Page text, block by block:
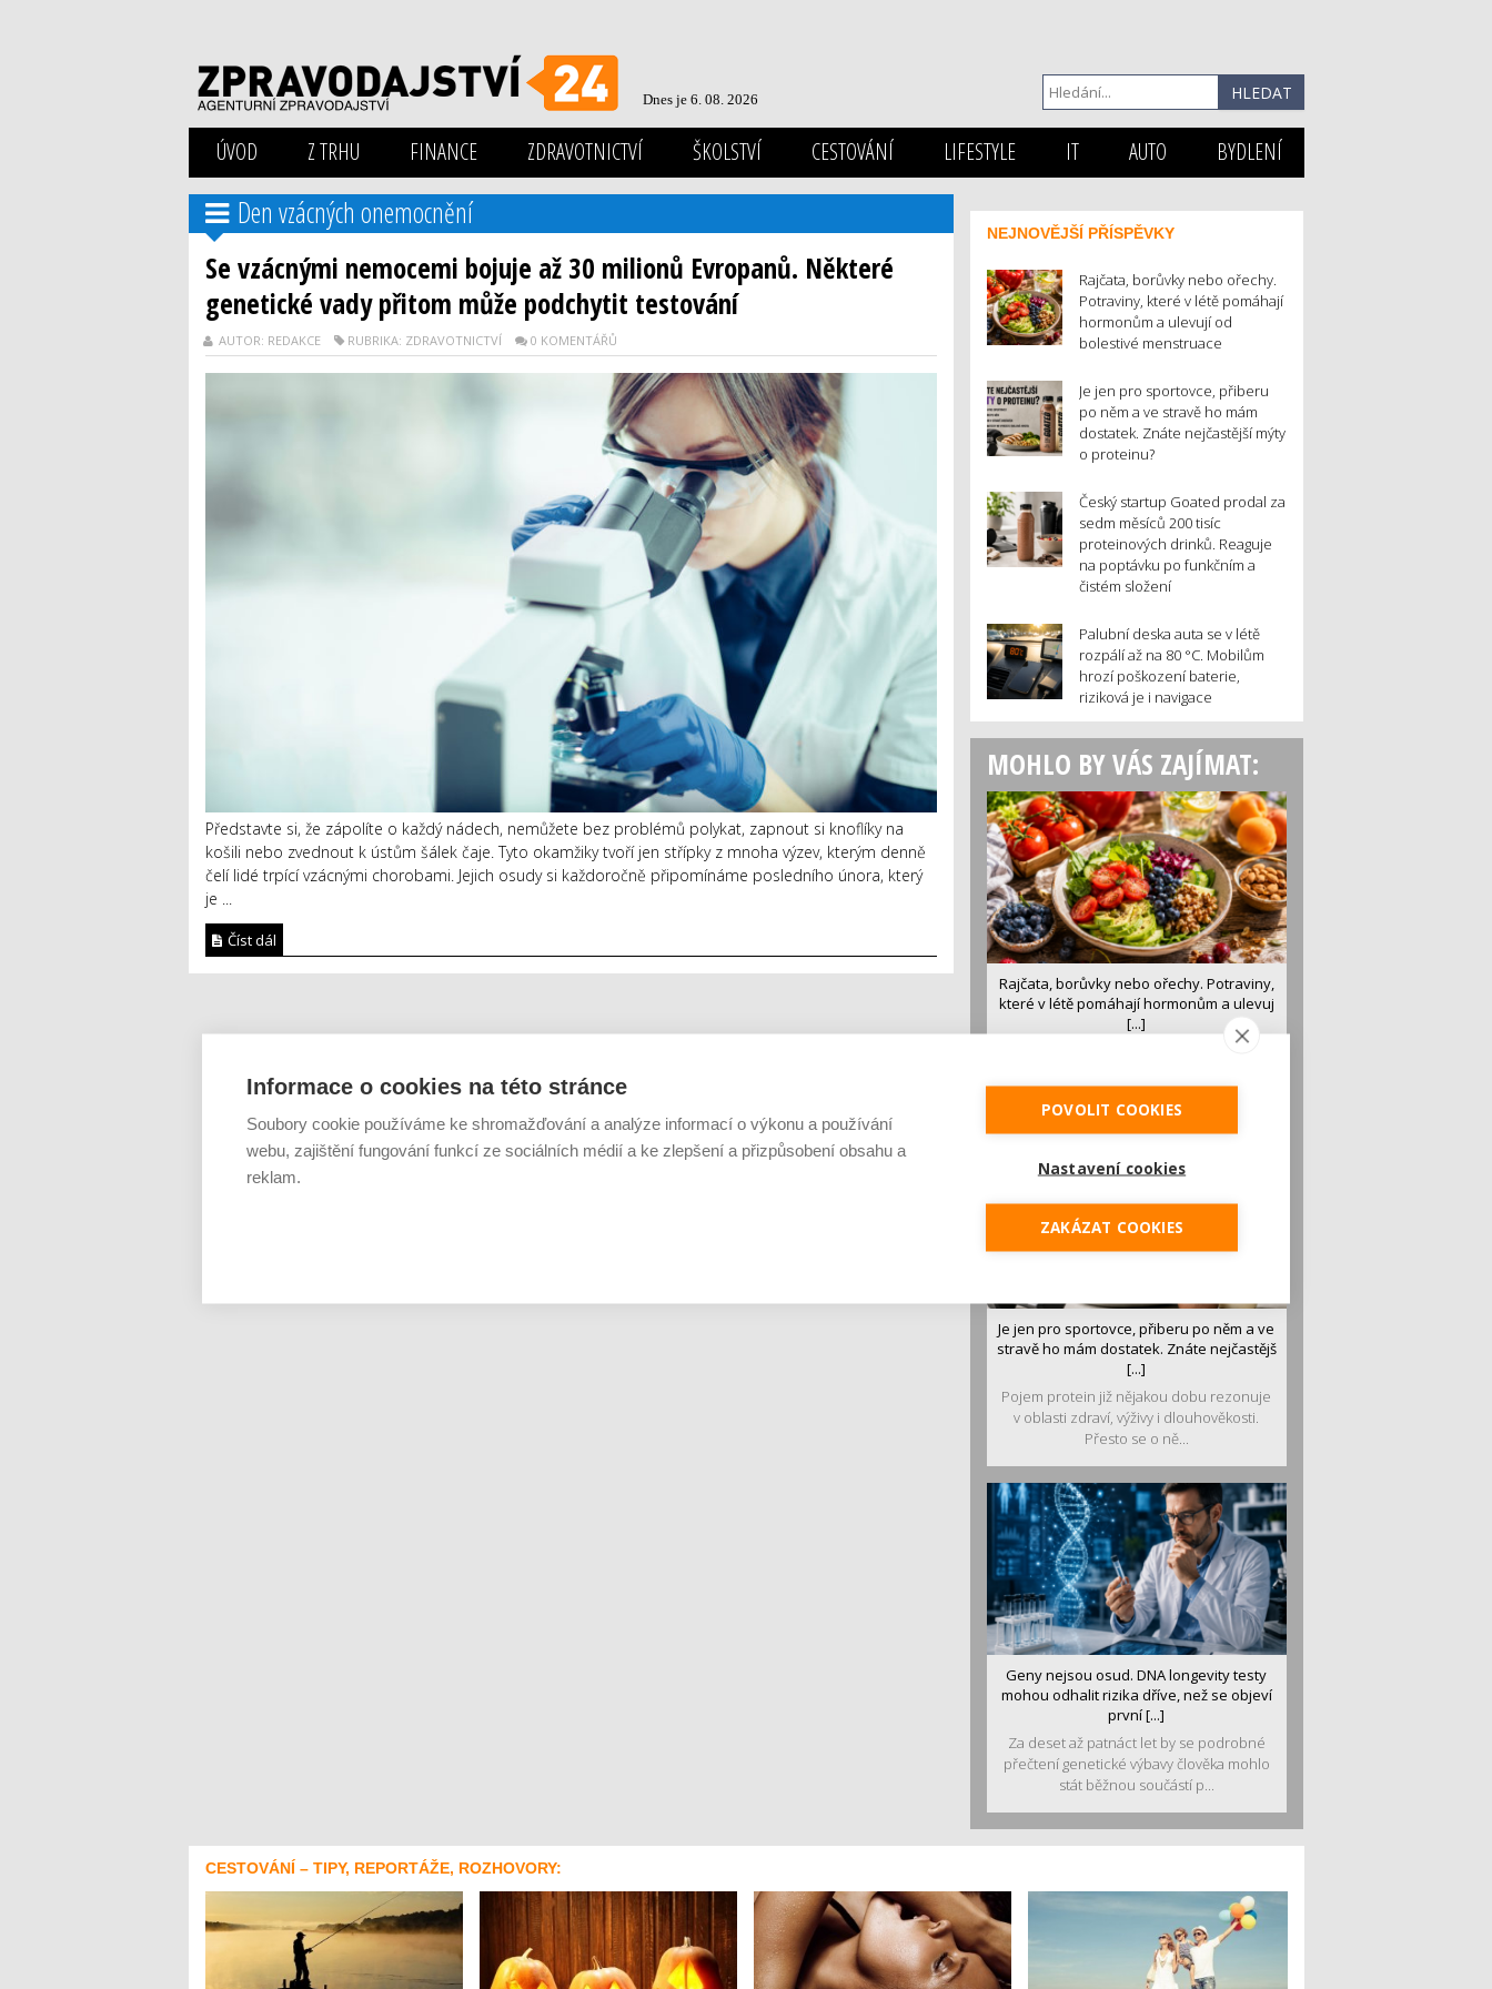
Dnes je 6. 08. 2026
ÚVOD Z TRHU FINANCE ZDRAVOTNICTVÍ ŠKOLSTVÍ CESTOVÁNÍ LIFESTYLE IT AUTO BYDLENÍ
Den vzácných onemocnění
Se vzácnými nemocemi bojuje až 30 milionů Evropanů. Některé
genetické vady přitom může podchytit testování
AUTOR: REDAKCE RUBRIKA: ZDRAVOTNICTVÍ 0 KOMENTÁŘŮ
Představte si, že zápolíte o každý nádech, nemůžete bez problémů polykat, zapnout si knoflíky na
košili nebo zvednout k ústům šálek čaje. Tyto okamžiky tvoří jen střípky z mnoha výzev, kterým denně
čelí lidé trpící vzácnými chorobami. Jejich osudy si každoročně připomínáme posledního února, který
je ...
Číst dál
NEJNOVĚJŠÍ PŘÍSPĚVKY
Rajčata, borůvky nebo ořechy.
Potraviny, které v létě pomáhají
hormonům a ulevují od
bolestivé menstruace
Je jen pro sportovce, přiberu
po něm a ve stravě ho mám
dostatek. Znáte nejčastější mýty
o proteinu?
Český startup Goated prodal za
sedm měsíců 200 tisíc
proteinových drinků. Reaguje
na poptávku po funkčním a
čistém složení
Palubní deska auta se v létě
rozpálí až na 80 °C. Mobilům
hrozí poškození baterie,
riziková je i navigace
MOHLO BY VÁS ZAJÍMAT:
Rajčata, borůvky nebo ořechy. Potraviny,
které v létě pomáhají hormonům a ulevuj
[...]
luštěniny jsou práv...
Je jen pro sportovce, přiberu po něm a ve
stravě ho mám dostatek. Znáte nejčastějš
[...]
Pojem protein již nějakou dobu rezonuje
v oblasti zdraví, výživy i dlouhověkosti.
Přesto se o ně...
Geny nejsou osud. DNA longevity testy
mohou odhalit rizika dříve, než se objeví
první [...]
Za deset až patnáct let by se podrobné
přečtení genetické výbavy člověka mohlo
stát běžnou součástí p...
CESTOVÁNÍ – TIPY, REPORTÁŽE, ROZHOVORY:
Informace o cookies na této stránce
Soubory cookie používáme ke shromažďování a analýze informací o výkonu a používání
webu, zajištění fungování funkcí ze sociálních médií a ke zlepšení a přizpůsobení obsahu a
reklam.
POVOLIT COOKIES
Nastavení cookies
ZAKÁZAT COOKIES